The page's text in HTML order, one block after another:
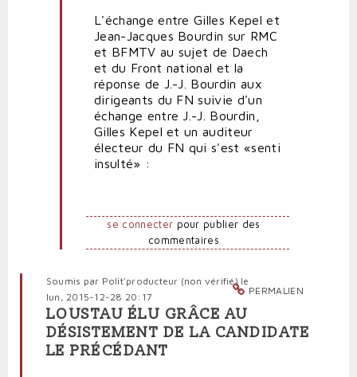
L'échange entre Gilles Kepel et
Jean-Jacques Bourdin sur RMC
et BFMTV au sujet de Daech
et du Front national et la
réponse de J.-J. Bourdin aux
dirigeants du FN suivie d'un
échange entre J.-J. Bourdin,
Gilles Kepel et un auditeur
électeur du FN qui s'est «senti
insulté» :
se connecter pour publier des
commentaires
PERMALIEN
Soumis par Polit'producteur (non vérifié)le
lun, 2015-12-28 20:17
LOUSTAU ÉLU GRÂCE AU
DÉSISTEMENT DE LA CANDIDATE
LE PRÉCÉDANT